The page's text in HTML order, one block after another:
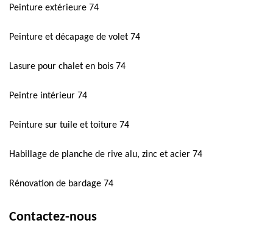
Peinture extérieure 74
Peinture et décapage de volet 74
Lasure pour chalet en bois 74
Peintre intérieur 74
Peinture sur tuile et toiture 74
Habillage de planche de rive alu, zinc et acier 74
Rénovation de bardage 74
Contactez-nous